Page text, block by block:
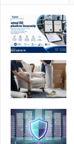
d
n
ç
k
m
e
n
e